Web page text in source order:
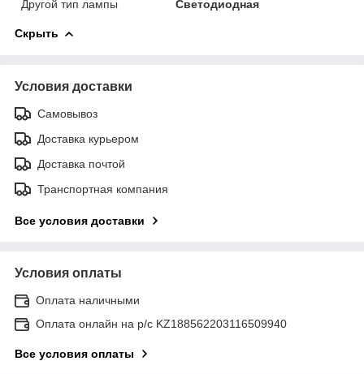
Другой тип лампы
Светодиодная
Скрыть
Условия доставки
Самовывоз
Доставка курьером
Доставка почтой
Транспортная компания
Все условия доставки
Условия оплаты
Оплата наличными
Оплата онлайн на р/с KZ188562203116509940
Все условия оплаты